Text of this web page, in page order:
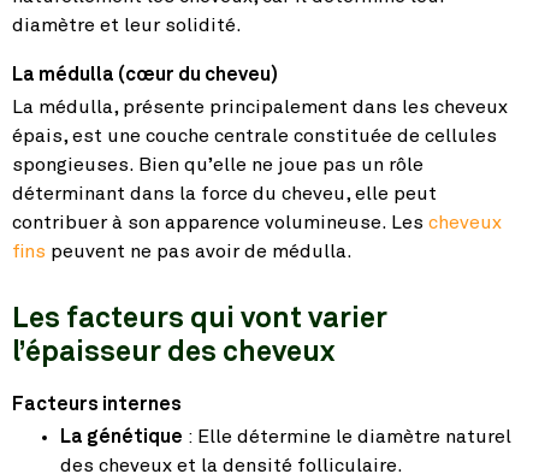
diamètre et leur solidité.
La médulla (cœur du cheveu)
La médulla, présente principalement dans les cheveux
épais, est une couche centrale constituée de cellules
spongieuses. Bien qu’elle ne joue pas un rôle
déterminant dans la force du cheveu, elle peut
contribuer à son apparence volumineuse. Les cheveux
fins peuvent ne pas avoir de médulla.
Les facteurs qui vont varier
l’épaisseur des cheveux
Facteurs internes
La génétique : Elle détermine le diamètre naturel
des cheveux et la densité folliculaire.